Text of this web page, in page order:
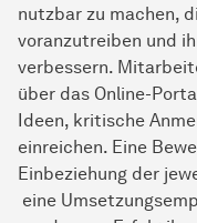
nutzbar zu machen,
voranzutreiben und
verbessern.
über das Online-
Ideen, kritische
einreichen. Eine
Einbeziehung der
eine